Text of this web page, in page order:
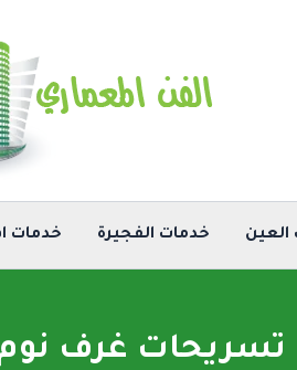
العين خدمات الفجيرة خدمات
تسريحات غرف